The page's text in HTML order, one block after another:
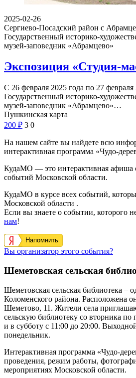
2025-02-26
Сергиево-Посадский район с
Государственный историко-
музей-заповедник «Абрамцево»
Экспозиция «Студия-
С 26 февраля 2025 года по 27 февраля
Государственный историко-
музей-заповедник «Абрамцево»…
Пушкинская карта
200 ₽ 3 0
На нашем сайте вы найдете всю
интерактивная программа «Чудо-
КудаМО — это интерактивная афиша
событий Московской области.
КудаМО в курсе всех событий,
Московской области .
Если вы знаете о событии, которого
нам!
Напомнить
Вы организатор этого события?
Шеметовская сельская
Шеметовская сельская библиотека –
Коломенского района. Расположена
Шеметово, 11. Жители села
сельскую библиотеку со вторника по
и в субботу с 11:00 до 20:00.
понедельник.
Интерактивная программа «Чудо-
проведения, режим работы,
мероприятиях Московской области.